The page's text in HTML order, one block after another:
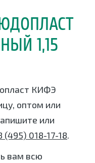
1,15
КИФЭ
оптом или
или
(495) 018-17-18.
вам всю